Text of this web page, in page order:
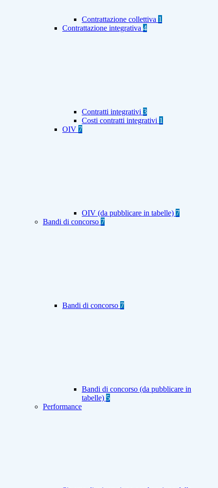
Contrattazione collettiva 1
Contrattazione integrativa 4
Contratti integrativi 3
Costi contratti integrativi 1
OIV 7
OIV (da pubblicare in tabelle) 7
Bandi di concorso 7
Bandi di concorso 7
Bandi di concorso (da pubblicare in
tabelle) 5
Performance